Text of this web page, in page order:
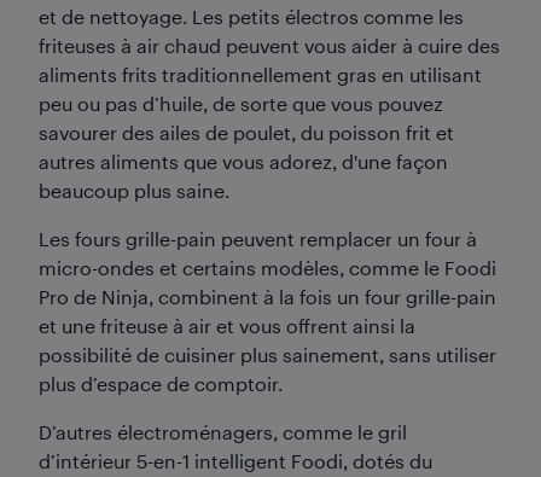
et de nettoyage. Les petits électros comme les
friteuses à air chaud peuvent vous aider à cuire des
aliments frits traditionnellement gras en utilisant
peu ou pas d’huile, de sorte que vous pouvez
savourer des ailes de poulet, du poisson frit et
autres aliments que vous adorez, d'une façon
beaucoup plus saine.
Les fours grille-pain peuvent remplacer un four à
micro-ondes et certains modèles, comme le Foodi
Pro de Ninja, combinent à la fois un four grille-pain
et une friteuse à air et vous offrent ainsi la
possibilité de cuisiner plus sainement, sans utiliser
plus d’espace de comptoir.
D’autres électroménagers, comme le gril
d’intérieur 5-en-1 intelligent Foodi, dotés du